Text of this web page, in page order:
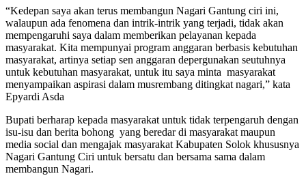
“Kedepan saya akan terus membangun Nagari Gantung ciri ini,
walaupun ada fenomena dan intrik-intrik yang terjadi, tidak akan
mempengaruhi saya dalam memberikan pelayanan kepada
masyarakat. Kita mempunyai program anggaran berbasis kebutuhan
masyarakat, artinya setiap sen anggaran depergunakan seutuhnya
untuk kebutuhan masyarakat, untuk itu saya minta masyarakat
menyampaikan aspirasi dalam musrembang ditingkat nagari,” kata
Epyardi Asda
Bupati berharap kepada masyarakat untuk tidak terpengaruh dengan
isu-isu dan berita bohong yang beredar di masyarakat maupun
media social dan mengajak masyarakat Kabupaten Solok khususnya
Nagari Gantung Ciri untuk bersatu dan bersama sama dalam
membangun Nagari.